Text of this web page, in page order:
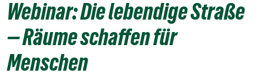
Webinar: Die lebendige Straße
— Räume schaffen für
Menschen